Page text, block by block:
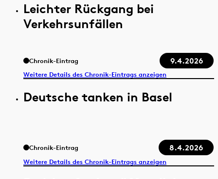
Leichter Rückgang bei
Verkehrsunfällen
Chronik-Eintrag 9.4.2026
Weitere Details des Chronik-Eintrags anzeigen
Deutsche tanken in Basel
Chronik-Eintrag 8.4.2026
Weitere Details des Chronik-Eintrags anzeigen